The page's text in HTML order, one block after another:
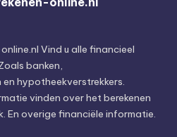
Vind u alle financieel
banken,
hypotheekverstrekkers.
vinden over het berekenen
En overige financiële informatie.